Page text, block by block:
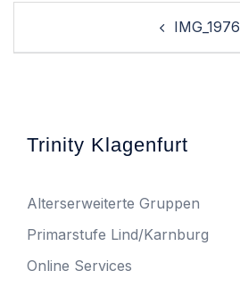
IMG_1976
Trinity Klagenfurt
Alterserweiterte Gruppen
Primarstufe Lind/Karnburg
Online Services